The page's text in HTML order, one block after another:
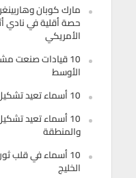
مارك كوبان
حصة أقلية في نادي
الأمريكي
10 قيادات صنعت
الأوسط
10 أسماء تعيد تشكيل اللوجستيات الذكية في الخليج
10 أسماء تعيد
والمنطقة
10 أسماء في قلب
الخليج